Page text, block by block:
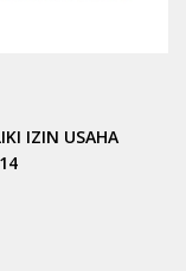
IZIN USAHA